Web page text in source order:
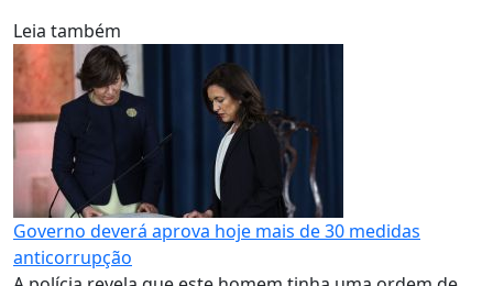
Leia também
Governo deverá aprova hoje mais de 30 medidas
anticorrupção